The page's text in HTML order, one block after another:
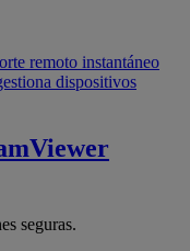
remoto instantáneo
dispositivos
seguras.